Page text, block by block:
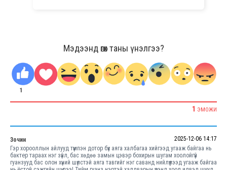
Мэдээнд өгөх таны үнэлгээ?
1
1 ЭМОЖИ
Зочин
2025-12-06 14:17
Гэр хорооллын айлууд түмпэн дотор бүх аяга халбагаа хийгээд угааж байгаа нь
бактер тараах нэг зүйл, бас хөдөө замын цэвэр бохирын шугам хоолойгүй
гуанзууд бас олон хүний шүлстэй аяга тавгийг нэг саванд нийлүүлээд угааж байгаа